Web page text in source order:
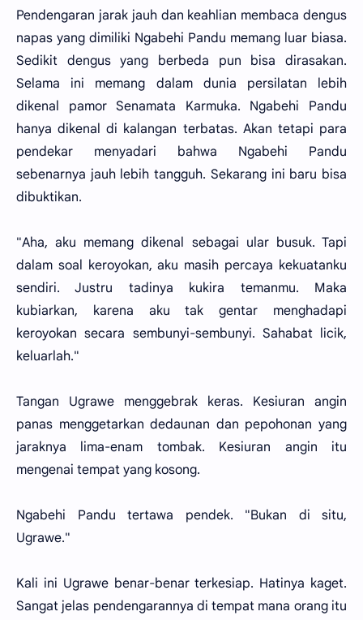
Pendengaran jarak jauh dan keahlian membaca dengus
napas yang dimiliki Ngabehi Pandu memang luar biasa.
Sedikit dengus yang berbeda pun bisa dirasakan.
Selama ini memang dalam dunia persilatan lebih
dikenal pamor Senamata Karmuka. Ngabehi Pandu
hanya dikenal di kalangan terbatas. Akan tetapi para
pendekar menyadari bahwa Ngabehi Pandu
sebenarnya jauh lebih tangguh. Sekarang ini baru bisa
dibuktikan.
"Aha, aku memang dikenal sebagai ular busuk. Tapi
dalam soal keroyokan, aku masih percaya kekuatanku
sendiri. Justru tadinya kukira temanmu. Maka
kubiarkan, karena aku tak gentar menghadapi
keroyokan secara sembunyi-sembunyi. Sahabat licik,
keluarlah."
Tangan Ugrawe menggebrak keras. Kesiuran angin
panas menggetarkan dedaunan dan pepohonan yang
jaraknya lima-enam tombak. Kesiuran angin itu
mengenai tempat yang kosong.
Ngabehi Pandu tertawa pendek. "Bukan di situ,
Ugrawe."
Kali ini Ugrawe benar-benar terkesiap. Hatinya kaget.
Sangat jelas pendengarannya di tempat mana orang itu